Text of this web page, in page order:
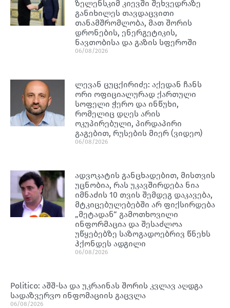
ზელენსკიმ კიევში შეხვედრაზე
განიხილეს თავდაცვითი
თანამშრომლობა, მათ შორის
დრონების, ენერგეტიკის,
ნავთობისა და გაზის სფეროში
06/08/2026
ლევან ცუცქირიძე: აქედან ჩანს
ორი ოფიციალურად ქართული
სოფელი ჭერო და ინწუხი,
რომელიც დღეს არის
ოკუპირებული, პირდაპირი
გაგებით, რუსების მიერ (ვიდეო)
06/08/2026
ადვოკატის განცხადებით, მისთვის
უცნობია, რას უკავშირდება ნია
იმნაძის 10 თვის შემდეგ დაკავება,
მტკიცებულებებში არ ფიქსირდება
„მეტადან“ გამოთხოვილი
ინფორმაცია და შესაძლოა
უწყებებზე საზოგადოებრივ წნეხს
ჰქონდეს ადგილი
06/08/2026
Politico: აშშ-სა და უკრაინას შორის კვლავ აღდგა
სადაზვერვო ინფომაციის გაცვლა
06/08/2026